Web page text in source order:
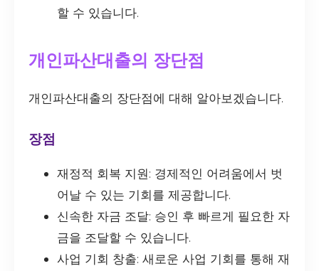
할 수 있습니다.
개인파산대출의 장단점
개인파산대출의 장단점에 대해 알아보겠습니다.
장점
재정적 회복 지원: 경제적인 어려움에서 벗
어날 수 있는 기회를 제공합니다.
신속한 자금 조달: 승인 후 빠르게 필요한 자
금을 조달할 수 있습니다.
사업 기회 창출: 새로운 사업 기회를 통해 재